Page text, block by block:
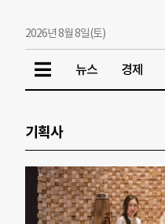
2026년 8월 8일(토)
뉴스 경제
기획사